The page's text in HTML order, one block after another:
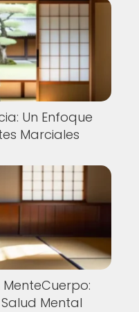
Un Enfoque
Marciales
Mental